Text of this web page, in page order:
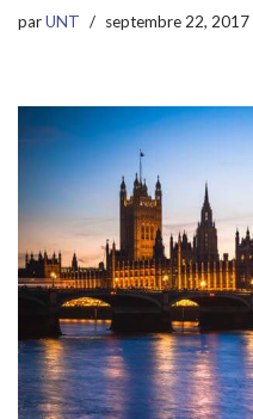
parUNT septembre 22, 2017